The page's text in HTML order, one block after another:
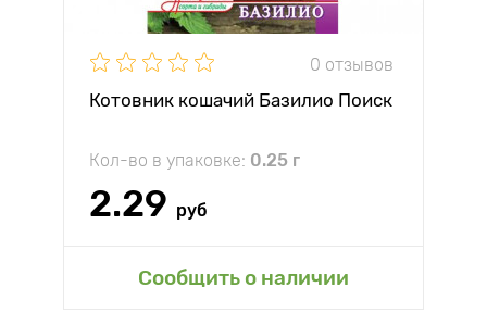
0 отзывов
Котовник кошачий Базилио Поиск
Кол-во в упаковке: 0.25 г
2.29 руб
Сообщить о наличии